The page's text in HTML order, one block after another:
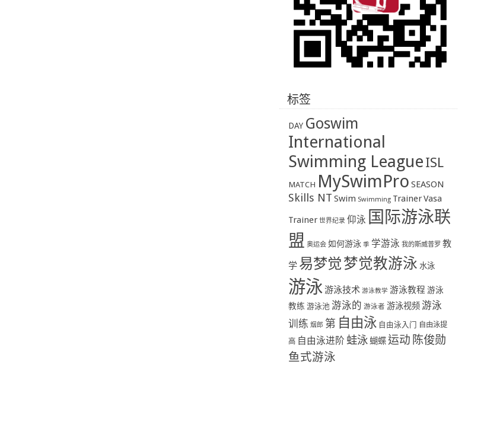
标签
DAY Goswim
International
Swimming LeagueISL
MATCH MySwimPro SEASON
Skills NT Swim Swimming TrainerVasa
Trainer 世界纪录 仰泳 国际游泳联
盟 奥运会 如何游泳 季 学游泳 我的斯威普罗 教
学 易梦觉梦觉教游泳 水泳
游泳游泳技术 游泳教学 游泳教程 游泳
教练 游泳池 游泳的 游泳者 游泳视频 游泳
训练 烟郎 第 自由泳 自由泳入门 自由泳提
高 自由泳进阶 蛙泳蝴蝶运动 陈俊勋
鱼式游泳